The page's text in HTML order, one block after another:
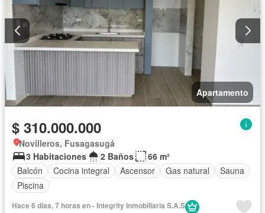
Apartamento
$ 310.000.000
Novilleros, Fusagasugá
3 Habitaciones
2 Baños
66 m²
Balcón
Cocina integral Ascensor Gas natural
Sauna
Piscina
Hace 6 días, 7 horas en - Integrity Inmobiliaria S.A.S